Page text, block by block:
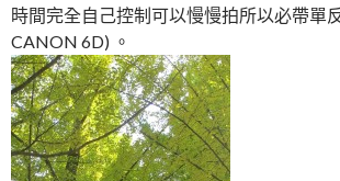
時間完全自己控制可以慢慢拍所以必帶單
CANON 6D) 。